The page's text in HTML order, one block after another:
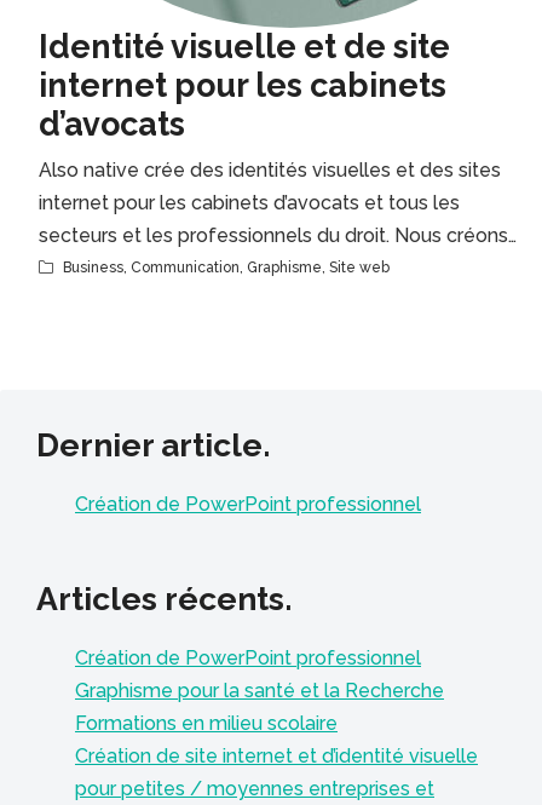
Identité visuelle et de site
internet pour les cabinets
d’avocats
Also native crée des identités visuelles et des sites
internet pour les cabinets d’avocats et tous les
secteurs et les professionnels du droit. Nous créons…
Business, Communication, Graphisme, Site web
Dernier article.
Création de PowerPoint professionnel
Articles récents.
Création de PowerPoint professionnel
Graphisme pour la santé et la Recherche
Formations en milieu scolaire
Création de site internet et d’identité visuelle
pour petites / moyennes entreprises et